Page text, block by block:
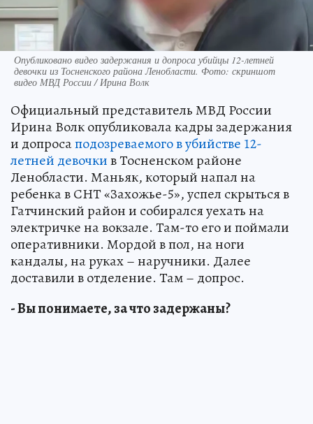
Опубликовано видео задержания и допроса убийцы 12-летней
девочки из Тосненского района Ленобласти. Фото: скриншот
видео МВД России / Ирина Волк
Официальный представитель МВД России
Ирина Волк опубликовала кадры задержания
и допросаподозреваемого в убийстве 12-
летней девочкив Тосненском районе
Ленобласти. Маньяк, который напал на
ребенка в СНТ «Захожье-5», успел скрыться в
Гатчинский район и собирался уехать на
электричке на вокзале. Там-то его и поймали
оперативники. Мордой в пол, на ноги
кандалы, на руках – наручники. Далее
доставили в отделение. Там – допрос.
- Вы понимаете, за что задержаны?